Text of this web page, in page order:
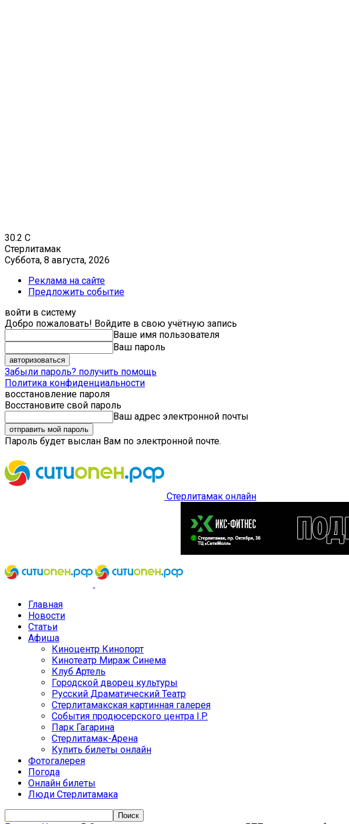
30.2 C
Стерлитамак
Суббота, 8 августа, 2026
Реклама на сайте
Предложить событие
войти в систему
Добро пожаловать! Войдите в свою учётную запись
Ваше имя пользователя
Ваш пароль
Забыли пароль? получить помощь
Политика конфиденциальности
восстановление пароля
Восстановите свой пароль
Ваш адрес электронной почты
Пароль будет выслан Вам по электронной почте.
Стерлитамак онлайн
Главная
Новости
Статьи
Афиша
Киноцентр Кинопорт
Кинотеатр Мираж Синема
Клуб Артель
Городской дворец культуры
Русский Драматический Театр
Стерлитамакская картинная галерея
События продюсерского центра I.P.
Парк Гагарина
Стерлитамак-Арена
Купить билеты онлайн
Фотогалерея
Погода
Онлайн билеты
Люди Стерлитамака